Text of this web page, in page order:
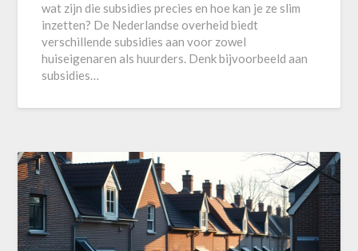
wat zijn die subsidies precies en hoe kan je ze slim
inzetten? De Nederlandse overheid biedt
verschillende subsidies aan voor zowel
huiseigenaren als huurders. Denk bijvoorbeeld aan
subsidies…